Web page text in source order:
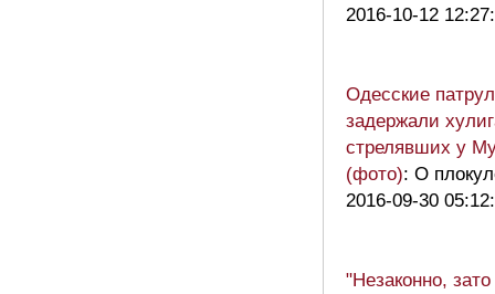
2016-10-12
Одесские
задержали
стрелявших у
(фото): О
2016-09-30
"Незаконно,